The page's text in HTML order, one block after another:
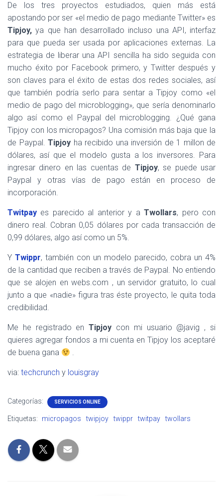
De los tres proyectos estudiados, quien más está
apostando por ser «el medio de pago mediante Twitter» es
Tipjoy, ya que han desarrollado incluso una API, interfaz
para que pueda ser usada por aplicaciones externas. La
estrategia de liberar una API sencilla ha sido seguida con
mucho éxito por Facebook primero, y Twitter después y
son claves para el éxito de estas dos redes sociales, así
que también podría serlo para sentar a Tipjoy como «el
medio de pago del microblogging», que sería denominarlo
algo así como el Paypal del microblogging. ¿Qué gana
Tipjoy con los micropagos? Una comisión más baja que la
de Paypal. Tipjoy ha recibido una inversión de 1 millon de
dólares, así que el modelo gusta a los inversores. Para
ingresar dinero en las cuentas de Tipjoy, se puede usar
Paypal y otras vías de pago están en proceso de
incorporación.
Twitpay es parecido al anterior y aTwollars, pero con
dinero real. Cobran 0,05 dólares por cada transacción de
0,99 dólares, algo así como un 5%.
Y Twippr, también con un modelo parecido, cobra un 4%
de la cantidad que reciben a través de Paypal. No entiendo
que se alojen en webs.com , un servidor gratuito, lo cual
junto a que «nadie» figura tras éste proyecto, le quita toda
credibilidad.
Me he registrado enTipjoy con mi usuario @javig , si
quieres agregar fondos a mi cuenta en Tipjoy los aceptaré
de buena gana
.
via: techcrunch y louisgray
Categorías: SERVICIOS ONLINE
Etiquetas: micropagos twipjoy twippr twitpay twollars